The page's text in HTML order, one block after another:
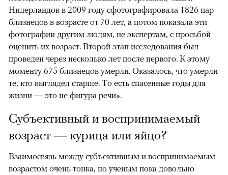
Нидерландов в 2009 году сфотографировала 1826 пар
близнецов в возрасте от 70 лет, а потом показала эти
фотографии другим людям, не экспертам, с просьбой
оценить их возраст. Второй этап исследования был
проведен через несколько лет после первого. К этому
моменту 675 близнецов умерли. Оказалось, что умерли
те, кто выглядел старше. То есть спасенные годы для
жизни — это не фигура речи».
Субъективный и воспринимаемый
возраст — курица или яйцо?
Взаимосвязь между субъективным и воспринимаемым
возрастом очень тонка, но ученым пока довольно